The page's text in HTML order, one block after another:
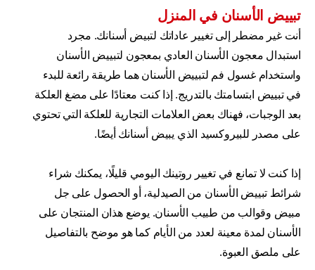
تبييض الأسنان في المنزل
أنت غير مضطر إلى تغيير عاداتك لتبيض أسنانك. مجرد
استبدال معجون الأسنان العادي بمعجون لتبييض الأسنان
واستخدام غسول فم لتبييض الأسنان هما طريقة رائعة للبدء
في تبييض ابتسامتك بالتدريج. إذا كنت معتادًا على مضغ العلكة
بعد الوجبات، فهناك بعض العلامات التجارية للعلكة التي تحتوي
على مصدر للبيروكسيد الذي يبيض أسنانك أيضًا.
إذا كنت لا تمانع في تغيير روتينك اليومي قليلًا، يمكنك شراء
شرائط تبييض الأسنان من الصيدلية، أو الحصول على جل
مبيض وقوالب من طبيب الأسنان. يوضع هذان المنتجان على
الأسنان لمدة معينة لعدد من الأيام كما هو موضح بالتفاصيل
على ملصق العبوة.